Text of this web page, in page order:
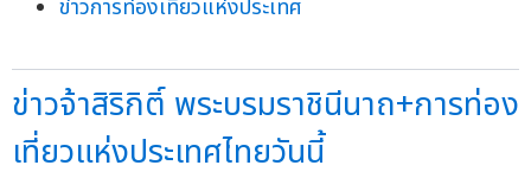
ข่าวการท่องเที่ยวแห่งประเทศ
ข่าวจ้าสิริกิติ์ พระบรมราชินีนาถ+การท่อง
เที่ยวแห่งประเทศไทยวันนี้